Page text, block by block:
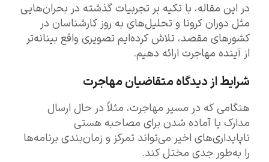
در این مقاله، با تکیه بر تجربیات گذشته در بحران‌هایی
مثل دوران کرونا و تحلیل‌های به‌ روز کارشناسان در
کشورهای مقصد، تلاش کرده‌ایم تصویری واقع‌ بینانه‌تر
از آینده مهاجرت ارائه دهیم.
شرایط از دیدگاه متقاضیان مهاجرت
هنگامی که در مسیر مهاجرت، مثلاً در حال ارسال
مدارک یا آماده شدن برای مصاحبه هستی
ناپایداری‌های اخیر می‌تواند تمرکز و زمان‌بندی برنامه‌ها
را به‌طور جدی مختل کند.